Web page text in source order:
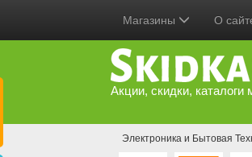
Магазины О
Акции, скидки, каталоги
Электроника и Бытовая